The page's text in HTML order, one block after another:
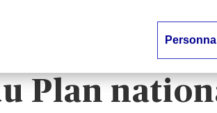
des
:
Plan